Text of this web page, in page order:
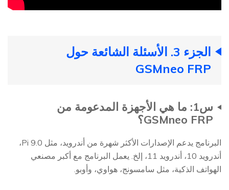
الجزء 3. الأسئلة الشائعة حول
GSMneo FRP
س1: ما هي الأجهزة المدعومة من
GSMneo FRP؟
البرنامج يدعم الإصدارات الأكثر شهرة من أندرويد، مثل Pi 9.0،
أندرويد 10، أندرويد 11، إلخ. يعمل البرنامج مع أكبر مصنعي
الهواتف الذكية، مثل سامسونج، هواوي، وأوبو.